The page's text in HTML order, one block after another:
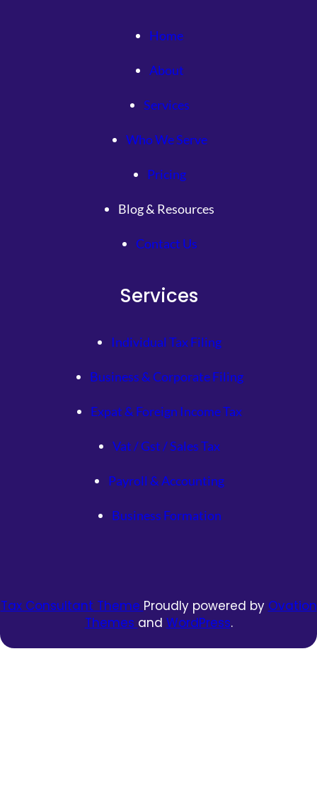
Home
About
Services
Who We Serve
Pricing
Blog & Resources
Contact Us
Services
Individual Tax Filing
Business & Corporate Filing
Expat & Foreign Income Tax
Vat / Gst / Sales Tax
Payroll & Accounting
Business Formation
Tax Consultant Theme Proudly powered by Ovation
Themes and WordPress.